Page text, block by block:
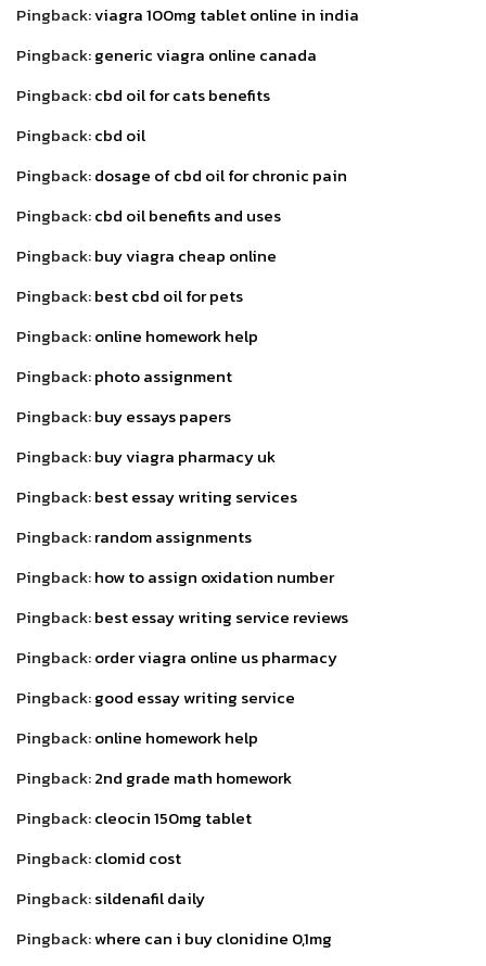
Pingback:viagra 100mg tablet online in india
Pingback:generic viagra online canada
Pingback:cbd oil for cats benefits
Pingback:cbd oil
Pingback:dosage of cbd oil for chronic pain
Pingback:cbd oil benefits and uses
Pingback:buy viagra cheap online
Pingback:best cbd oil for pets
Pingback:online homework help
Pingback:photo assignment
Pingback:buy essays papers
Pingback:buy viagra pharmacy uk
Pingback:best essay writing services
Pingback:random assignments
Pingback:how to assign oxidation number
Pingback:best essay writing service reviews
Pingback:order viagra online us pharmacy
Pingback:good essay writing service
Pingback:online homework help
Pingback:2nd grade math homework
Pingback:cleocin 150mg tablet
Pingback:clomid cost
Pingback:sildenafil daily
Pingback:where can i buy clonidine 0,1mg